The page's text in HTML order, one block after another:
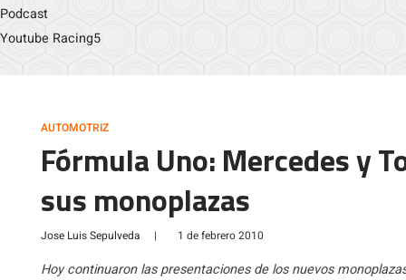
Podcast
Youtube Racing5
AUTOMOTRIZ
Fórmula Uno: Mercedes y
sus monoplazas
Jose Luis Sepulveda | 1 de febrero 2010
Hoy continuaron las presentaciones de los nuevos